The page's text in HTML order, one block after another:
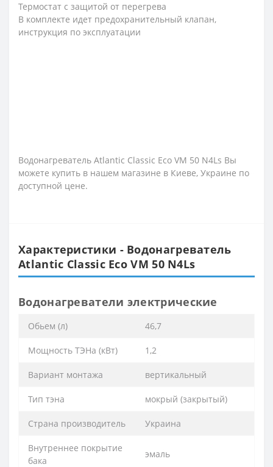
Термостат c защитой от перегрева
В комплекте идет предохранительный клапан,
инструкция по эксплуатации
Водонагреватель Atlantic Classic Eco VM 50 N4Ls Вы
можете купить в нашем магазине в Киеве, Украине по
доступной цене.
Характеристики - Водонагреватель
Atlantic Classic Eco VM 50 N4Ls
Водонагреватели электрические
Обьем (л) 46,7
Мощность ТЭНа (кВт) 1,2
Вариант монтажа вертикальный
Тип тэна мокрый (закрытый)
Страна производитель Украина
Внутреннее покрытие
бака
эмаль